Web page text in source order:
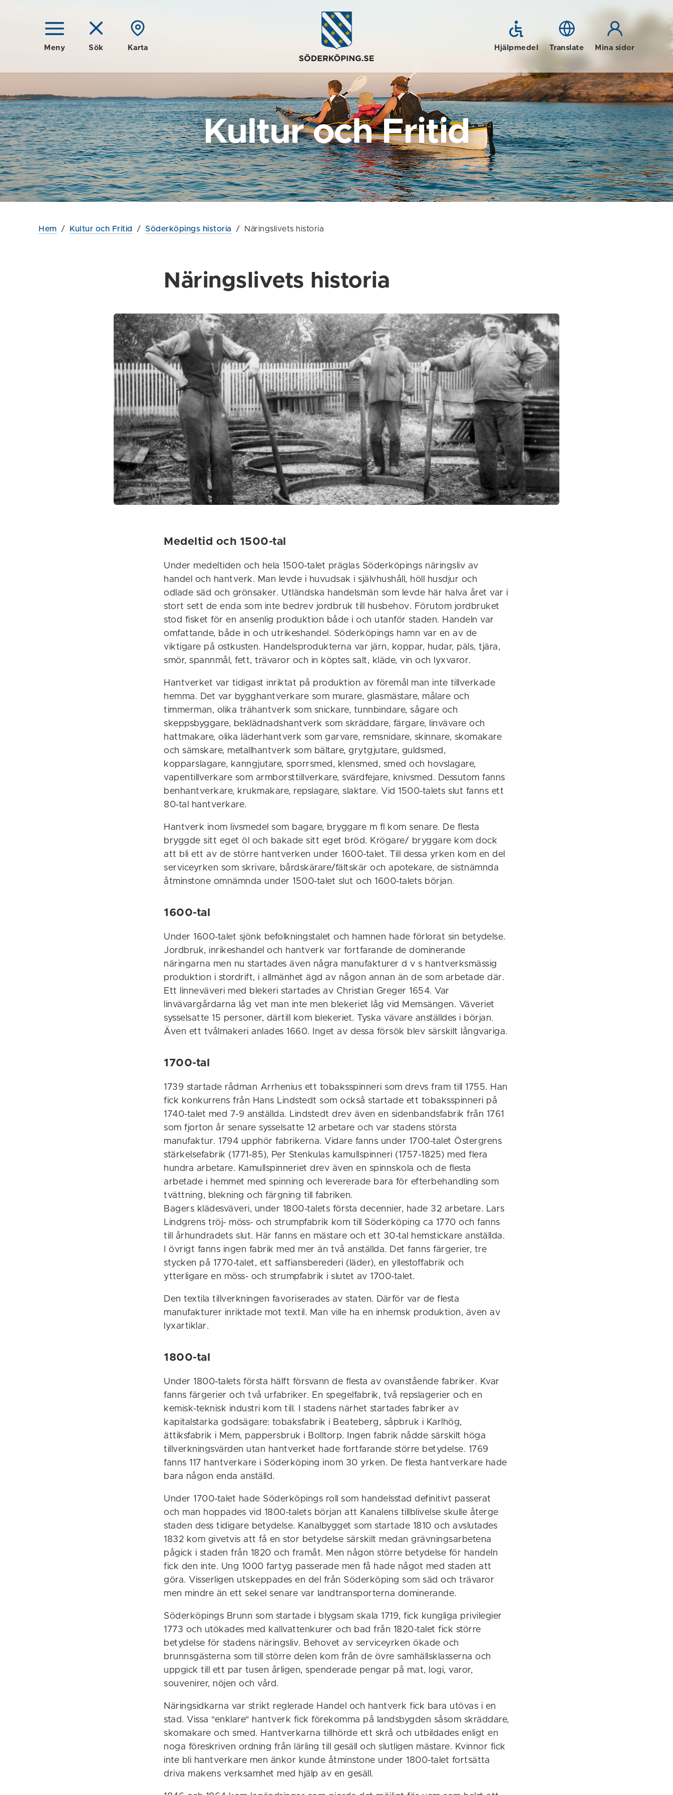
Meny Sök Karta Hjälpmedel Translate Mina sidor
Kultur och Fritid
Hem / Kultur och Fritid / Söderköpings historia / Näringslivets historia
Näringslivets historia
Medeltid och 1500-tal
Under medeltiden och hela 1500-talet präglas Söderköpings näringsliv av
handel och hantverk. Man levde i huvudsak i självhushåll, höll husdjur och
odlade säd och grönsaker. Utländska handelsmän som levde här halva året var i
stort sett de enda som inte bedrev jordbruk till husbehov. Förutom jordbruket
stod fisket för en ansenlig produktion både i och utanför staden. Handeln var
omfattande, både in och utrikeshandel. Söderköpings hamn var en av de
viktigare på ostkusten. Handelsprodukterna var järn, koppar, hudar, päls, tjära,
smör, spannmål, fett, trävaror och in köptes salt, kläde, vin och lyxvaror.
Hantverket var tidigast inriktat på produktion av föremål man inte tillverkade
hemma. Det var bygghantverkare som murare, glasmästare, målare och
timmerman, olika trähantverk som snickare, tunnbindare, sågare och
skeppsbyggare, beklädnadshantverk som skräddare, färgare, linvävare och
hattmakare, olika läderhantverk som garvare, remsnidare, skinnare, skomakare
och sämskare, metallhantverk som bältare, grytgjutare, guldsmed,
kopparslagare, kanngjutare, sporrsmed, klensmed, smed och hovslagare,
vapentillverkare som armborsttillverkare, svärdfejare, knivsmed. Dessutom fanns
benhantverkare, krukmakare, repslagare, slaktare. Vid 1500-talets slut fanns ett
80-tal hantverkare.
Hantverk inom livsmedel som bagare, bryggare m fl kom senare. De flesta
bryggde sitt eget öl och bakade sitt eget bröd. Krögare/ bryggare kom dock
att bli ett av de större hantverken under 1600-talet. Till dessa yrken kom en del
serviceyrken som skrivare, bårdskärare/fältskär och apotekare, de sistnämnda
åtminstone omnämnda under 1500-talet slut och 1600-talets början.
1600-tal
Under 1600-talet sjönk befolkningstalet och hamnen hade förlorat sin betydelse.
Jordbruk, inrikeshandel och hantverk var fortfarande de dominerande
näringarna men nu startades även några manufakturer d v s hantverksmässig
produktion i stordrift, i allmänhet ägd av någon annan än de som arbetade där.
Ett linneväveri med blekeri startades av Christian Greger 1654. Var
linvävargårdarna låg vet man inte men blekeriet låg vid Memsängen. Väveriet
sysselsatte 15 personer, därtill kom blekeriet. Tyska vävare anställdes i början.
Även ett tvålmakeri anlades 1660. Inget av dessa försök blev särskilt långvariga.
1700-tal
1739 startade rådman Arrhenius ett tobaksspinneri som drevs fram till 1755. Han
fick konkurrens från Hans Lindstedt som också startade ett tobaksspinneri på
1740-talet med 7-9 anställda. Lindstedt drev även en sidenbandsfabrik från 1761
som fjorton år senare sysselsatte 12 arbetare och var stadens största
manufaktur. 1794 upphör fabrikerna. Vidare fanns under 1700-talet Östergrens
stärkelsefabrik (1771-85), Per Stenkulas kamullspinneri (1757-1825) med flera
hundra arbetare. Kamullspinneriet drev även en spinnskola och de flesta
arbetade i hemmet med spinning och levererade bara för efterbehandling som
tvättning, blekning och färgning till fabriken.
Bagers klädesväveri, under 1800-talets första decennier, hade 32 arbetare. Lars
Lindgrens tröj- möss- och strumpfabrik kom till Söderköping ca 1770 och fanns
till århundradets slut. Här fanns en mästare och ett 30-tal hemstickare anställda.
I övrigt fanns ingen fabrik med mer än två anställda. Det fanns färgerier, tre
stycken på 1770-talet, ett saffiansberederi (läder), en yllestoffabrik och
ytterligare en möss- och strumpfabrik i slutet av 1700-talet.
Den textila tillverkningen favoriserades av staten. Därför var de flesta
manufakturer inriktade mot textil. Man ville ha en inhemsk produktion, även av
lyxartiklar.
1800-tal
Under 1800-talets första hälft försvann de flesta av ovanstående fabriker. Kvar
fanns färgerier och två urfabriker. En spegelfabrik, två repslagerier och en
kemisk-teknisk industri kom till. I stadens närhet startades fabriker av
kapitalstarka godsägare: tobaksfabrik i Beateberg, såpbruk i Karlhög,
ättiksfabrik i Mem, pappersbruk i Bolltorp. Ingen fabrik nådde särskilt höga
tillverkningsvärden utan hantverket hade fortfarande större betydelse. 1769
fanns 117 hantverkare i Söderköping inom 30 yrken. De flesta hantverkare hade
bara någon enda anställd.
Under 1700-talet hade Söderköpings roll som handelsstad definitivt passerat
och man hoppades vid 1800-talets början att Kanalens tillblivelse skulle återge
staden dess tidigare betydelse. Kanalbygget som startade 1810 och avslutades
1832 kom givetvis att få en stor betydelse särskilt medan grävningsarbetena
pågick i staden från 1820 och framåt. Men någon större betydelse för handeln
fick den inte. Ung 1000 fartyg passerade men få hade något med staden att
göra. Visserligen utskeppades en del från Söderköping som säd och trävaror
men mindre än ett sekel senare var landtransporterna dominerande.
Söderköpings Brunn som startade i blygsam skala 1719, fick kungliga privilegier
1773 och utökades med kallvattenkurer och bad från 1820-talet fick större
betydelse för stadens näringsliv. Behovet av serviceyrken ökade och
brunnsgästerna som till större delen kom från de övre samhällsklasserna och
uppgick till ett par tusen årligen, spenderade pengar på mat, logi, varor,
souvenirer, nöjen och vård.
Näringsidkarna var strikt reglerade Handel och hantverk fick bara utövas i en
stad. Vissa "enklare" hantverk fick förekomma på landsbygden såsom skräddare,
skomakare och smed. Hantverkarna tillhörde ett skrå och utbildades enligt en
noga föreskriven ordning från lärling till gesäll och slutligen mästare. Kvinnor fick
inte bli hantverkare men änkor kunde åtminstone under 1800-talet fortsätta
driva makens verksamhet med hjälp av en gesäll.